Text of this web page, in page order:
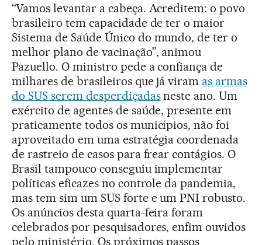
“Vamos levantar a cabeça. Acreditem: o povo
brasileiro tem capacidade de ter o maior
Sistema de Saúde Único do mundo, de ter o
melhor plano de vacinação”, animou
Pazuello. O ministro pede a confiança de
milhares de brasileiros que já viram as armas
do SUS serem desperdiçadasneste ano. Um
exército de agentes de saúde, presente em
praticamente todos os municípios, não foi
aproveitado em uma estratégia coordenada
de rastreio de casos para frear contágios. O
Brasil tampouco conseguiu implementar
políticas eficazes no controle da pandemia,
mas tem sim um SUS forte e um PNI robusto.
Os anúncios desta quarta-feira foram
celebrados por pesquisadores, enfim ouvidos
pelo ministério. Os próximos passos